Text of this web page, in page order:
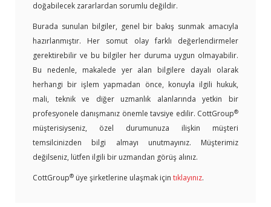
doğabilecek zararlardan sorumlu değildir.
Burada sunulan bilgiler, genel bir bakış sunmak amacıyla
hazırlanmıştır. Her somut olay farklı değerlendirmeler
gerektirebilir ve bu bilgiler her duruma uygun olmayabilir.
Bu nedenle, makalede yer alan bilgilere dayalı olarak
herhangi bir işlem yapmadan önce, konuyla ilgili hukuk,
mali, teknik ve diğer uzmanlık alanlarında yetkin bir
profesyonele danışmanız önemle tavsiye edilir. CottGroup®
müşterisiyseniz, özel durumunuza ilişkin müşteri
temsilcinizden bilgi almayı unutmayınız. Müşterimiz
değilseniz, lütfen ilgili bir uzmandan görüş alınız.
CottGroup® üye şirketlerine ulaşmak için tıklayınız.